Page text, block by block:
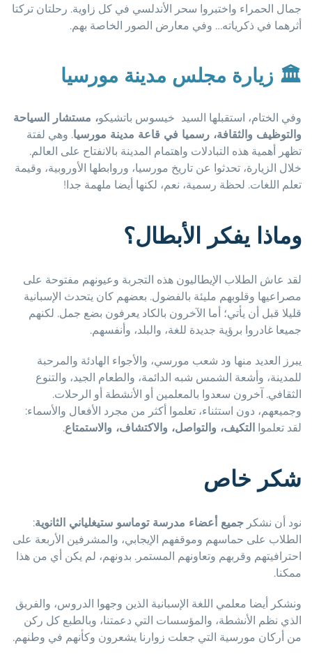
جمال الحمراء واختبروا سحر الأندلسي في كل زاوية. رحلتان تركتا
أثرهما في ذكرياته… وفي معارض الصور الخاصة بهم.
🏛️زيارة مجلس مدينة مورسيا
وفي الختام، استقبلها السيد خيسوس باتشيكو، مستشار السياحة
والتوظيف والثقافة، رسميا في قاعة مدينة مورسيا. وهي لفتة
تظهر أهمية هذه التبادلات واهتمام المدينة بالانفتاح على العالم.
خلال الزيارة، تحدثوا عن تاريخ مورسيا، وروابطها الأوروبية، وقيمة
تعلم اللغات. لحظة رسمية، نعم، لكنها أيضا ملهمة جدا!
وماذا يفكر الأبطال؟
لقد عاش الطلاب الإيطاليون هذه التجربة وعيونهم مفتوحة على
مصراعيها وقلوبهم مليئة بالفضول. بعضهم كان يتحدث الإسبانية
قليلا قبل أن يأتي؛ أما الآخرون بالكاد يعرفون بضع جمل. لكنهم
جميعا غادروا برؤية جديدة للغة، والبلد، وأنفسهم.
يبرز العديد منها ود شعب مورسي، والأجواء الهادئة والمرحبة
للمدينة، وأشعة الشمس شبه الدائمة، والطعام الجيد، والتنوع
الثقافي. آخرون سعدوا بالمعلمين أو الأنشطة أو الرحلات.
وجميعهم، دون استثناء، تعلموا أكثر من مجرد الأفعال والأسماء:
لقد تعلموا
التكيف، والتواصل، والاكتشاف، والاستمتاع.
شكر خاص
نود أن نشكر جميع أعضاء مدرسة توماسو ستيغلياني الثانوية:
الطلاب على حماسهم وموقفهم الإيجابي، والمشرفين الأربعة على
احترافيتهم وقربهم وتعاونهم المستمر. بدونهم، لم يكن أي من هذا
ممكنا.
ونشكر أيضا معلمي اللغة الإسبانية الذين وجهوا الدروس، والفريق
الذي نظم الأنشطة، والمؤسسات التي دعمتنا، وبالطبع كل ركن
من أركان مورسية التي جعلت زوارنا يشعرون وكأنهم في وطنهم.